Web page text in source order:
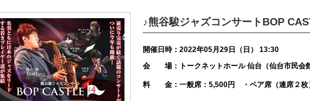
♪熊谷駿ジャズコンサートBOP
開催日時：2022年05月29日（日） 13:30
会 場：トークネットホール 仙台（仙台市民会
料 金：一般席：5,500円 ・ペア席（連席２枚